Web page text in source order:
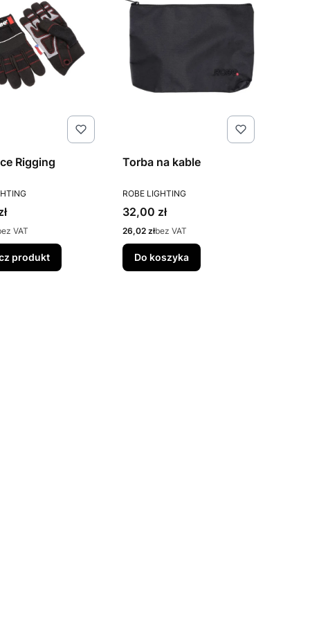
Rigging
VAT
produkt
Torba na kable
PRODUCENT
ROBE LIGHTING
Cena
32,00 zł
Cena
26,02 złbez VAT
Do koszyka